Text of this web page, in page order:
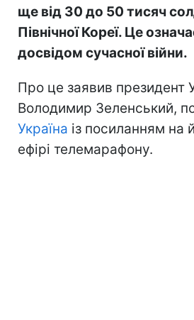
ще від 30 до 50 тисяч
Північної Кореї. Це
досвідом сучасної війни.
Про це заявив президент
Володимир Зеленський,
Україна із посиланням на
ефірі телемарафону.